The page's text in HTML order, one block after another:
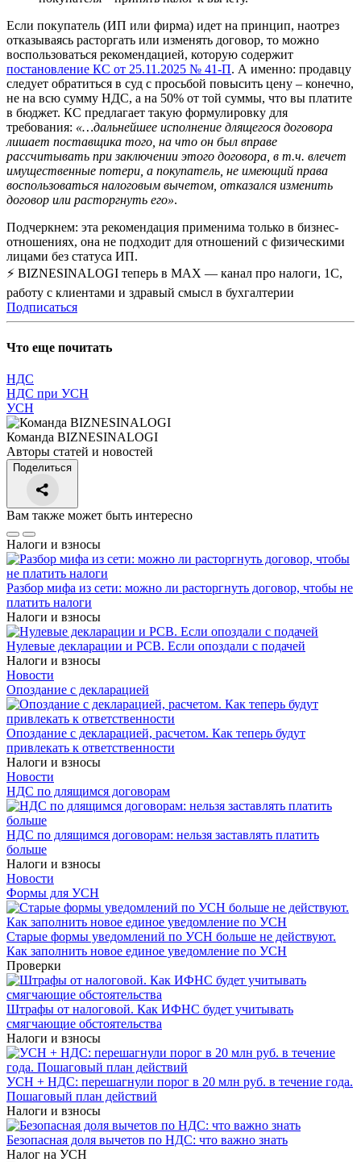
Если покупатель (ИП или фирма) идет на принцип, наотрез
отказываясь расторгать или изменять договор, то можно
воспользоваться рекомендацией, которую содержит
постановление КС от 25.11.2025 № 41-П. А именно: продавцу
следует обратиться в суд с просьбой повысить цену – конечно,
не на всю сумму НДС, а на 50% от той суммы, что вы платите
в бюджет. КС предлагает такую формулировку для
требования: «…дальнейшее исполнение длящегося договора
лишает поставщика того, на что он был вправе
рассчитывать при заключении этого договора, в т.ч. влечет
имущественные потери, а покупатель, не имеющий права
воспользоваться налоговым вычетом, отказался изменить
договор или расторгнуть его».
Подчеркнем: эта рекомендация применима только в бизнес-
отношениях, она не подходит для отношений с физическими
лицами без статуса ИП.
⚡ BIZNESINALOGI теперь в MAX — канал про налоги, 1С,
работу с клиентами и здравый смысл в бухгалтерии
Подписаться
Что еще почитать
НДС
НДС при УСН
УСН
Команда BIZNESINALOGI
Авторы статей и новостей
Поделиться
Вам также может быть интересно
Налоги и взносы
Разбор мифа из сети: можно ли расторгнуть договор, чтобы не
платить налоги
Налоги и взносы
Нулевые декларации и РСВ. Если опоздали с подачей
Налоги и взносы
Новости
Опоздание с декларацией
Опоздание с декларацией, расчетом. Как теперь будут
привлекать к ответственности
Налоги и взносы
Новости
НДС по длящимся договорам
НДС по длящимся договорам: нельзя заставлять платить
больше
Налоги и взносы
Новости
Формы для УСН
Старые формы уведомлений по УСН больше не действуют.
Как заполнить новое единое уведомление по УСН
Проверки
Штрафы от налоговой. Как ИФНС будет учитывать
смягчающие обстоятельства
Налоги и взносы
УСН + НДС: перешагнули порог в 20 млн руб. в течение года.
Пошаговый план действий
Налоги и взносы
Безопасная доля вычетов по НДС: что важно знать
Налог на УСН